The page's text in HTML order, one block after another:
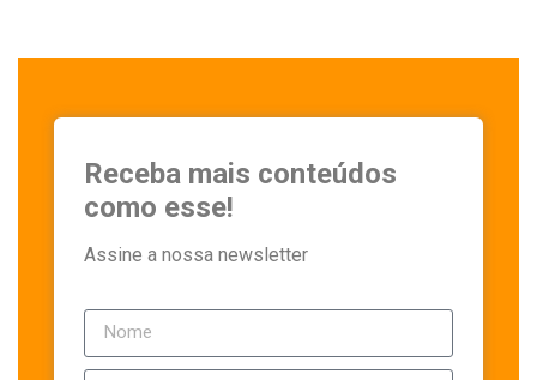
Receba mais conteúdos
como esse!
Assine a nossa newsletter